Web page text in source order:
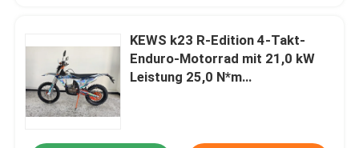
KEWS k23 R-Edition 4-Takt-
Enduro-Motorrad mit 21,0 kW
Leistung 25,0 N*m